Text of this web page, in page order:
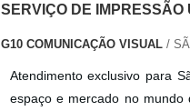
SERVIÇO DE IMPRESSÃO
G10 COMUNICAÇÃO VISUAL/
Atendimento exclusivo para
espaço e mercado no mundo